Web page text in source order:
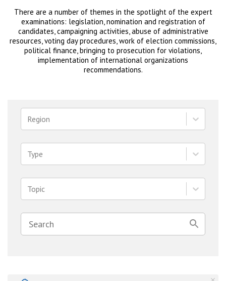
There are a number of themes in the spotlight of the expert
examinations: legislation, nomination and registration of
candidates, campaigning activities, abuse of administrative
resources, voting day procedures, work of election commissions,
political finance, bringing to prosecution for violations,
implementation of international organizations
recommendations.
Region
Type
Topic